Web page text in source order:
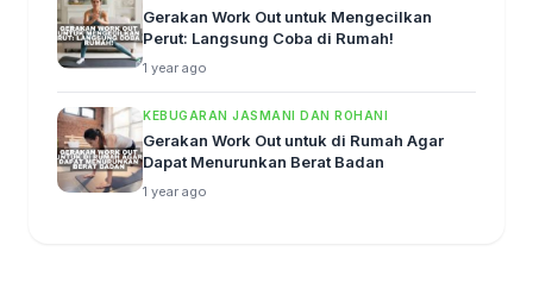
Gerakan Work Out untuk Mengecilkan
Perut: Langsung Coba di Rumah!
1 year ago
KEBUGARAN JASMANI DAN ROHANI
Gerakan Work Out untuk di Rumah Agar
Dapat Menurunkan Berat Badan
1 year ago